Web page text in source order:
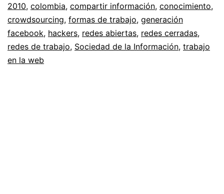
trabajo
1.0
//
2010, colombia, compartir información, conocimiento,
crowdsourcing, formas de trabajo, generación
facebook, hackers, redes abiertas, redes cerradas,
redes de trabajo, Sociedad de la Información, trabajo
en la web